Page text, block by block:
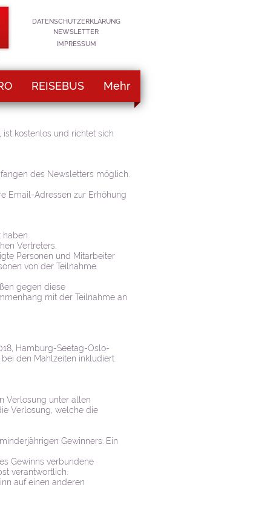
DATENSCHUTZERKLÄRUNG
NEWSLETTER
IMPRESSUM
REISEBUS Mehr
kostenlos und richtet sich
des Newsletters möglich.
Email-Adressen zur Erhöhung
Vertreters.
Personen und Mitarbeiter
von der Teilnahme
gegen diese
mit der Teilnahme an
2018, Hamburg-Seetag-Oslo-
den Mahlzeiten inkludiert
Verlosung unter allen
Verlosung, welche die
Gewinners. Ein
Gewinns verbundene
verantwortlich.
auf einen anderen